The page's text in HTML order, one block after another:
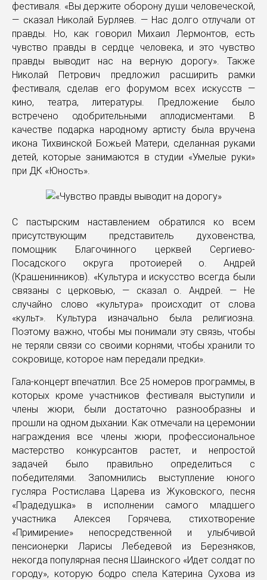
фестиваля. «Вы держите оборону души человеческой,
— сказал Николай Бурляев. — Нас долго отлучали от
правды. Но, как говорил Михаил Лермонтов, есть
чувство правды в сердце человека, и это чувство
правды выводит нас на верную дорогу». Также
Николай Петрович предложил расширить рамки
фестиваля, сделав его форумом всех искусств —
кино, театра, литературы. Предложение было
встречено одобрительными аплодисментами. В
качестве подарка народному артисту была вручена
икона Тихвинской Божьей Матери, сделанная руками
детей, которые занимаются в студии «Умелые руки»
при ДК «Юность».
С пастырским наставлением обратился ко всем
присутствующим представитель духовенства,
помощник Благочинного церквей Сергиево-
Посадского округа протоиерей о. Андрей
(Крашенинников). «Культура и искусство всегда были
связаны с церковью, — сказал о. Андрей. — Не
случайно слово «культура» происходит от слова
«культ». Культура изначально была религиозна.
Поэтому важно, чтобы мы понимали эту связь, чтобы
не теряли связи со своими корнями, чтобы хранили то
сокровище, которое нам передали предки».
Гала-концерт впечатлил. Все 25 номеров программы, в
которых кроме участников фестиваля выступили и
члены жюри, были достаточно разнообразны и
прошли на одном дыхании. Как отмечали на церемонии
награждения все члены жюри, профессиональное
мастерство конкурсантов растет, и непростой
задачей было правильно определиться с
победителями. Запомнились выступление юного
гусляра Ростислава Царева из Жуковского, песня
«Прадедушка» в исполнении самого младшего
участника Алексея Горячева, стихотворение
«Примирение» непосредственной и улыбчивой
пенсионерки Ларисы Лебедевой из Березняков,
некогда популярная песня Шаинского «Идет солдат по
городу», которую бодро спела Катерина Сухова из